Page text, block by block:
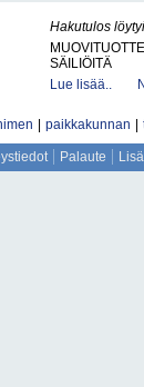
Hakutulos
SÄILIÖITÄ
Lue lisää..
paikkakunnan
Palaute